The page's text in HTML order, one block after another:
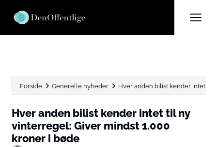
Forside Generelle nyheder Hver anden bilist kender intet til
Hver anden bilist kender intet til ny
vinterregel: Giver mindst 1.000
kroner i bøde